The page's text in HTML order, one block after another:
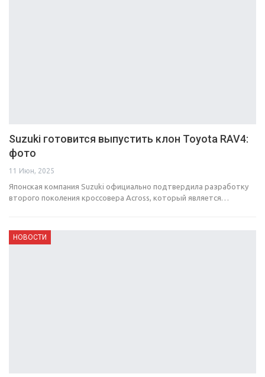
Suzuki готовится выпустить клон Toyota RAV4:
фото
11 Июн, 2025
Японская компания Suzuki официально подтвердила разработку
второго поколения кроссовера Across, который является…
НОВОСТИ